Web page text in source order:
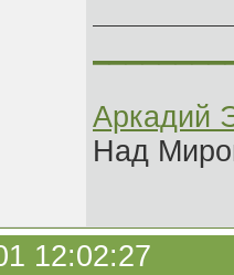
Аркадий
Над
12:02:27